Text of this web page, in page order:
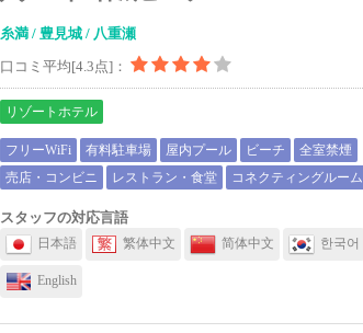
糸満 / 豊見城 / 八重瀬
口コミ平均[4.3点]：
リゾートホテル
フリーWiFi 有料駐車場 屋内プール ビーチ
全室禁煙
売店・コンビニ
レストラン・食堂 コネクティングルーム
スタッフの対応言語
日本語 繁体中文 简体中文 한국어
English